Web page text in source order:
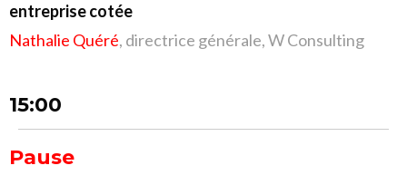
entreprise cotée
Nathalie Quéré, directrice générale, W Consulting
15:00
Pause